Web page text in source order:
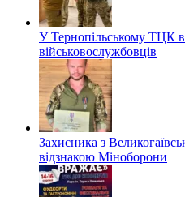
У Тернопільському ТЦК
військовослужбовців
Захисника з
відзнакою Міноборони